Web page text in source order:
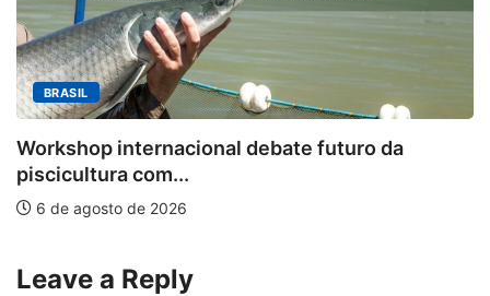
futuro da
MINAS GERAIS
Aberto o credenciamento
Leave a Reply